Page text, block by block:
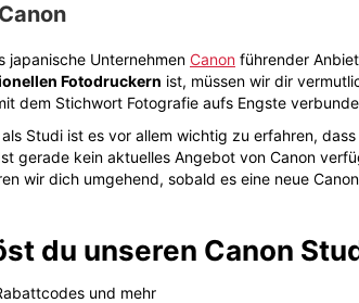
Canon
japanische Unternehmen Canon führender
Fotodruckern ist, müssen wir dir
dem Stichwort Fotografie aufs Engste
Studi ist es vor allem wichtig zu erfahren,
gerade kein aktuelles Angebot von Canon
wir dich umgehend, sobald es eine neue
du unseren Canon
und mehr